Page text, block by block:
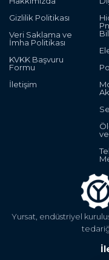
Yursat, endüstriyel
Gizlilik Politikası
Veri Saklama ve
İmha Politikası
KVKK Başvuru
Formu
İletişim